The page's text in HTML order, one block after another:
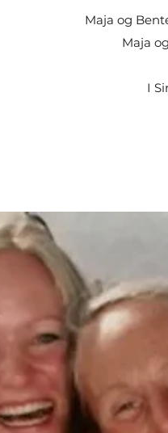
Maja og
Maja
I